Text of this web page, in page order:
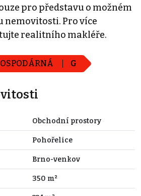
pro představu o možném
nemovitosti. Pro více
realitního makléře.
G
Obchodní prostory
Pohořelice
Brno-venkov
350 m²